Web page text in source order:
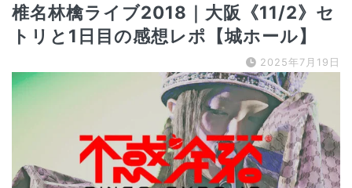
椎名林檎ライブ2018｜大阪《11/2》セ
トリと1日目の感想レポ【城ホール】
2025年7月19日